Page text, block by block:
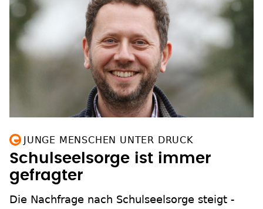
JUNGE MENSCHEN UNTER DRUCK
Schulseelsorge ist immer
gefragter
Die Nachfrage nach Schulseelsorge steigt -